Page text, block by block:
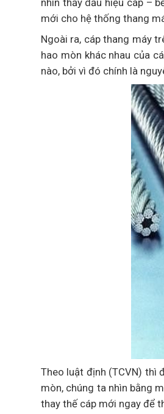
nhìn thấy dấu hiệu cáp –
mới cho hệ thống thang
Ngoài ra, cáp thang máy
hao mòn khác nhau của
nào, bởi vì đó chính là
Theo luật định (TCVN) thì
mòn, chúng ta nhìn bằng
thay thế cáp mới ngay để